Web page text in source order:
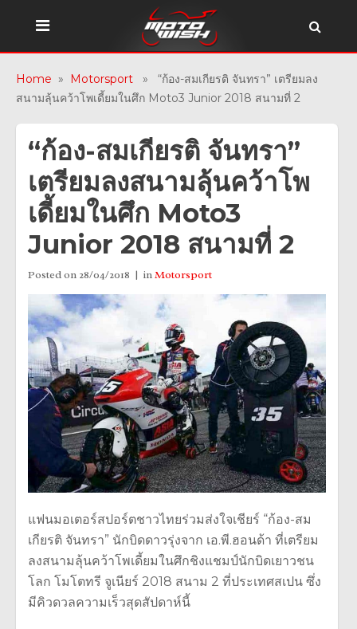
Home » Motorsport » “ก้อง-สมเกียรติ จันทรา” เตรียมลง
สนามลุ้นคว้าโพเดี้ยมในศึก Moto3 Junior 2018 สนามที่ 2
“ก้อง-สมเกียรติ จันทรา”
เตรียมลงสนามลุ้นคว้าโพ
เดี้ยมในศึก Moto3
Junior 2018 สนามที่ 2
Posted on 28/04/2018 inMotorsport
แฟนมอเตอร์สปอร์ตชาวไทยร่วมส่งใจเชียร์ “ก้อง-สม
เกียรติ จันทรา” นักบิดดาวรุ่งจาก เอ.พี.ฮอนด้า ที่เตรียม
ลงสนามลุ้นคว้าโพเดี้ยมในศึกชิงแชมป์นักบิดเยาวชน
โลก โมโตทรี จูเนียร์ 2018 สนาม 2 ที่ประเทศสเปน ซึ่ง
มีคิวดวลความเร็วสุดสัปดาห์นี้